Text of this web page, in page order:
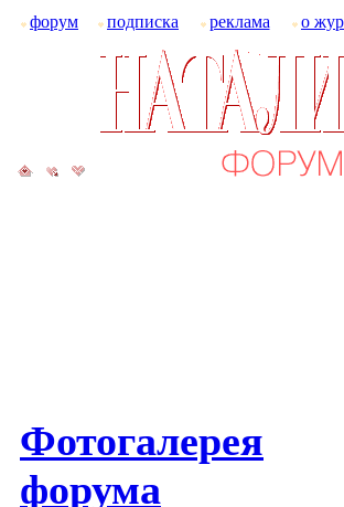
форум подписка реклама о
Фотогалерея
форума